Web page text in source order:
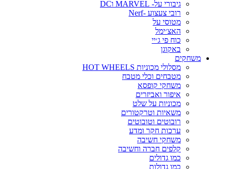
גיבורי על- MARVEL וDC
רובי צעצוע -Nerf
מטוסי על
האצ׳ימל
כוח פי ג׳יי
באקוגן
משחקים
מסלולי מכוניות HOT WHEELS
מטבחים וכלי מטבח
משחקי קופסא
איפור ואביזרים
מכוניות על שלט
משאיות וטרקטורים
רובוטים וטובוטים
ערכות חקר ומדע
משחקי חשיבה
קלפים חברה וחשיבה
כמו גדולים
כמו גדולות